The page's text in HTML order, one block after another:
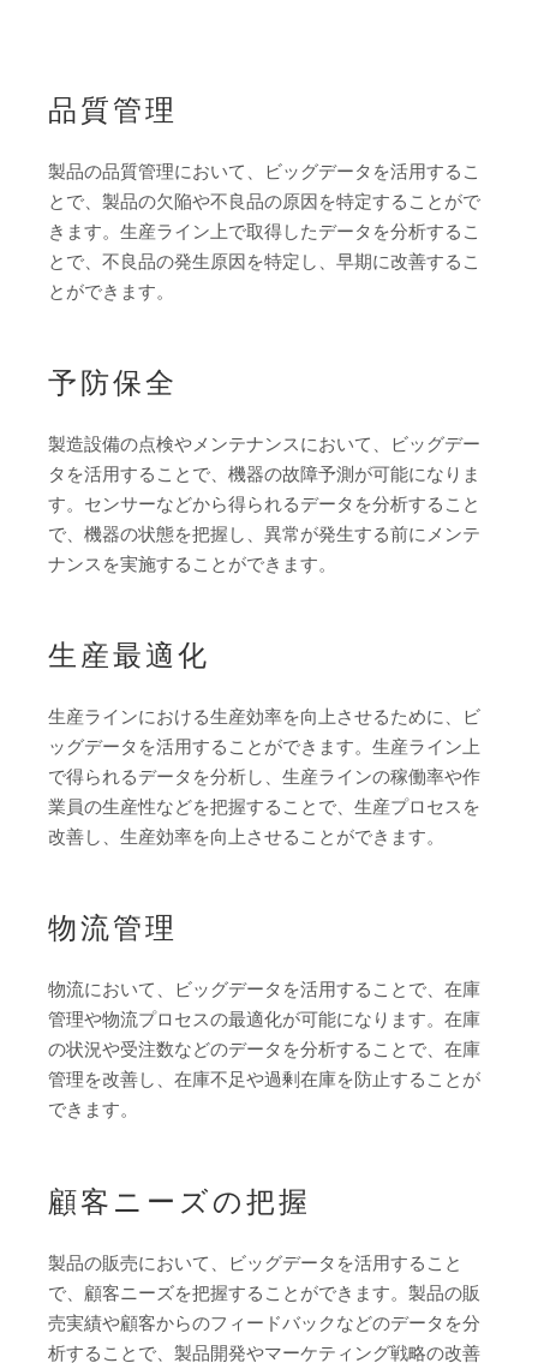
品質管理
製品の品質管理において、ビッグデータを活用するこ
とで、製品の欠陥や不良品の原因を特定することがで
きます。生産ライン上で取得したデータを分析するこ
とで、不良品の発生原因を特定し、早期に改善するこ
とができます。
予防保全
製造設備の点検やメンテナンスにおいて、ビッグデー
タを活用することで、機器の故障予測が可能になりま
す。センサーなどから得られるデータを分析すること
で、機器の状態を把握し、異常が発生する前にメンテ
ナンスを実施することができます。
生産最適化
生産ラインにおける生産効率を向上させるために、ビ
ッグデータを活用することができます。生産ライン上
で得られるデータを分析し、生産ラインの稼働率や作
業員の生産性などを把握することで、生産プロセスを
改善し、生産効率を向上させることができます。
物流管理
物流において、ビッグデータを活用することで、在庫
管理や物流プロセスの最適化が可能になります。在庫
の状況や受注数などのデータを分析することで、在庫
管理を改善し、在庫不足や過剰在庫を防止することが
できます。
顧客ニーズの把握
製品の販売において、ビッグデータを活用すること
で、顧客ニーズを把握することができます。製品の販
売実績や顧客からのフィードバックなどのデータを分
析することで、製品開発やマーケティング戦略の改善